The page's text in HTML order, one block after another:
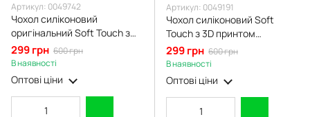
Артикул: 0049742
Чохол силіконовий
оригінальний Soft Touch з
3D принтом чарівна мінні
маус для Samsung Galaxy
A25 5G (SM-A256B)
малиновий (Повний захист
камери)
299 грн 600 грн
В наявності
Оптові ціни
Артикул: 0049191
Чохол силіконовий Soft
Touch з 3D принтом
кумедний тед ведмідик для
Samsung Galaxy A25 5G (SM-
A256B) коричневий (Повний
захист камери)
299 грн 600 грн
В наявності
Оптові ціни